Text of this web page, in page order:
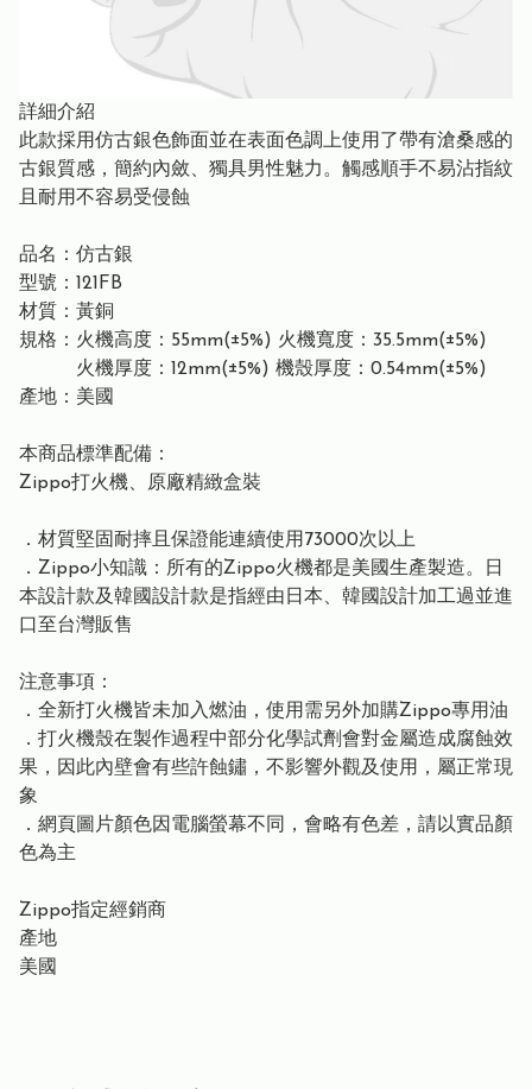
詳細介紹
此款採用仿古銀色飾面並在表面色調上使用了帶有滄桑感的
古銀質感，簡約內斂、獨具男性魅力。觸感順手不易沾指紋
且耐用不容易受侵蝕
品名：仿古銀
型號：121FB
材質：黃銅
規格：火機高度：55mm(±5%) 火機寬度：35.5mm(±5%)
火機厚度：12mm(±5%) 機殼厚度：0.54mm(±5%)
產地：美國
本商品標準配備：
Zippo打火機、原廠精緻盒裝
．材質堅固耐摔且保證能連續使用73000次以上
．Zippo小知識：所有的Zippo火機都是美國生產製造。日
本設計款及韓國設計款是指經由日本、韓國設計加工過並進
口至台灣販售
注意事項：
．全新打火機皆未加入燃油，使用需另外加購Zippo專用油
．打火機殼在製作過程中部分化學試劑會對金屬造成腐蝕效
果，因此內壁會有些許蝕鏽，不影響外觀及使用，屬正常現
象
．網頁圖片顏色因電腦螢幕不同，會略有色差，請以實品顏
色為主
Zippo指定經銷商
產地
美國